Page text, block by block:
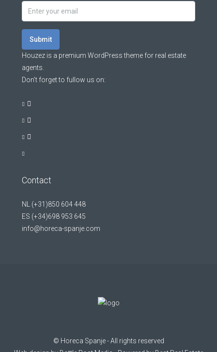
Submit
Houzez is a premium WordPress theme for real estate
agents.
Don’t forget to fullow us on:
Contact
NL (+31)850 604 448
ES (+34)698 953 645
info@horeca-spanje.com
© Horeca Spanje- All rights reserved